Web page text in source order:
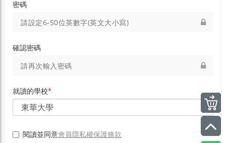
密碼
確認密碼
就讀的學校*
閱讀並同意會員隱私權保護條款